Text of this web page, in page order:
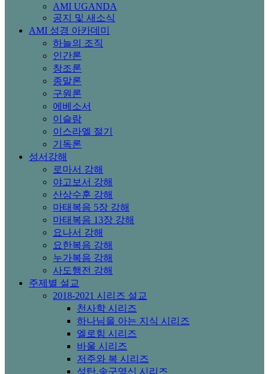
AMI UGANDA
공지 및 새소식
AMI 성경 아카데미
하늘의 조직
인간론
창조론
종말론
구원론
에베소서
이슬람
이스라엘 절기
기독론
성서강해
로마서 강해
야고보서 강해
산상수훈 강해
마태복음 5장 강해
마태복음 13장 강해
요나서 강해
요한복음 강해
누가복음 강해
사도행전 강해
주제별 설교
2018-2021 시리즈 설교
천사학 시리즈
하나님을 아는 지식 시리즈
엘로힘 시리즈
바울 시리즈
저주와 복 시리즈
성탄,송구영신 시리즈